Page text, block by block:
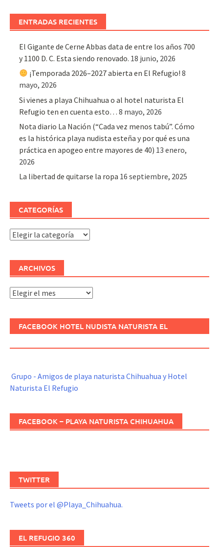
ENTRADAS RECIENTES
El Gigante de Cerne Abbas data de entre los años 700
y 1100 D. C. Esta siendo renovado. 18 junio, 2026
¡Temporada 2026–2027 abierta en El Refugio! 8
mayo, 2026
Si vienes a playa Chihuahua o al hotel naturista El
Refugio ten en cuenta esto… 8 mayo, 2026
Nota diario La Nación (“Cada vez menos tabú”. Cómo
es la histórica playa nudista esteña y por qué es una
práctica en apogeo entre mayores de 40) 13 enero,
2026
La libertad de quitarse la ropa 16 septiembre, 2025
CATEGORÍAS
Categorías
ARCHIVOS
Archivos
FACEBOOK HOTEL NUDISTA NATURISTA EL
Grupo - Amigos de playa naturista Chihuahua y Hotel
Naturista El Refugio
FACEBOOK – PLAYA NATURISTA CHIHUAHUA
TWITTER
Tweets por el @Playa_Chihuahua.
EL REFUGIO 360